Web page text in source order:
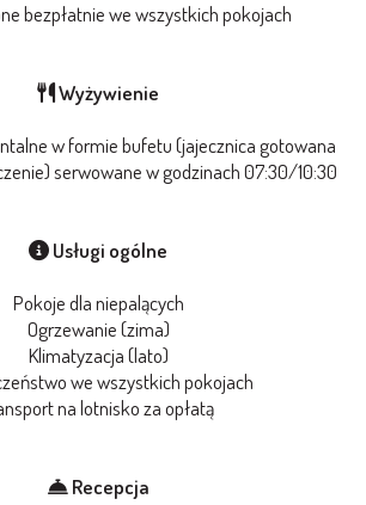
bezpłatnie we wszystkich pokojach
Wyżywienie
w formie bufetu (jajecznica gotowana
serwowane w godzinach 07:30/10:30
Usługi ogólne
Pokoje dla niepalących
Ogrzewanie (zima)
Klimatyzacja (lato)
we wszystkich pokojach
na lotnisko za opłatą
Recepcja